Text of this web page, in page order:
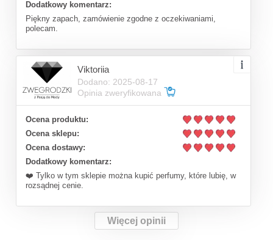
Dodatkowy komentarz:
Piękny zapach, zamówienie zgodne z oczekiwaniami,
polecam.
Viktoriia
Dodano: 2025-08-17
Opinia zweryfikowana
Ocena produktu:
Ocena sklepu:
Ocena dostawy:
Dodatkowy komentarz:
❤️ Tylko w tym sklepie można kupić perfumy, które lubię, w
rozsądnej cenie.
Więcej opinii